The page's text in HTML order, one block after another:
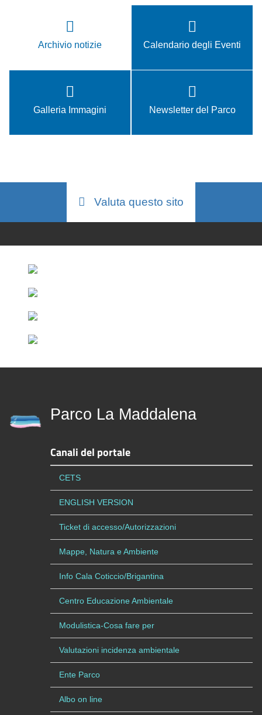
Archivio notizie Calendario degli Eventi
Galleria Immagini Newsletter del Parco
Valuta questo sito
Parco La Maddalena
Canali del portale
CETS
ENGLISH VERSION
Ticket di accesso/Autorizzazioni
Mappe, Natura e Ambiente
Info Cala Coticcio/Brigantina
Centro Educazione Ambientale
Modulistica-Cosa fare per
Valutazioni incidenza ambientale
Ente Parco
Albo on line